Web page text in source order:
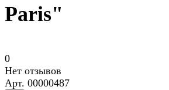
Paris"
0
Нет отзывов
Арт. 00000487